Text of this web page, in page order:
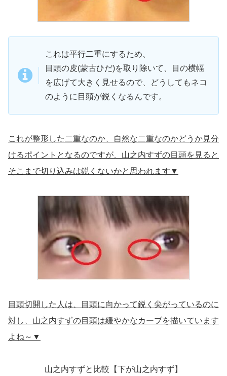
これは平行二重にするため、
目頭の皮(蒙古ひだ)を取り除いて、目の横幅
を広げて大きく見せるので、どうしてもネコ
のように目頭が鋭くなるんです。
これが整形した二重なのか、自然な二重なのかどうか見分
けるポイントとなるのですが、山之内すずの目頭を見ると
そこまで切り込みは鋭くないかと思われます▼
目頭切開した人は、目頭に向かって鋭く尖がっているのに
対し、山之内すずの目頭は緩やかなカーブを描いています
よね～▼
山之内すずと比較【下が山之内すず】